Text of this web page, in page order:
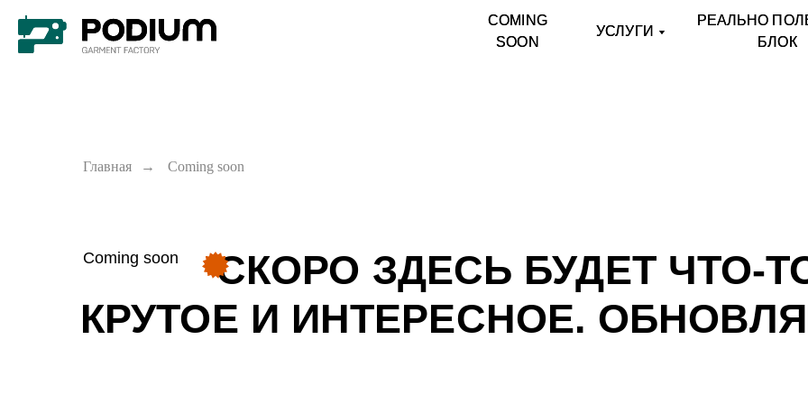
COMING
SOON
УСЛУГИ
РЕАЛЬНО
БЛОК
COMING
SOON
УСЛУГИ
РЕАЛЬНО
БЛОК
Главная → Сoming soon
----------СКОРО ЗДЕСЬ БУДЕТ ЧТО-
КРУТОЕ И ИНТЕРЕСНОЕ.
Coming soon